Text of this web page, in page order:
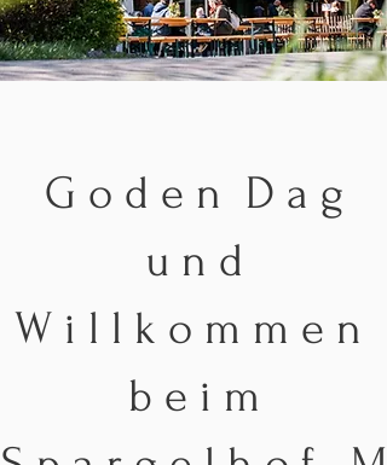
G o d e n D a g
u n d
W i l l k o m m e n
b e i m